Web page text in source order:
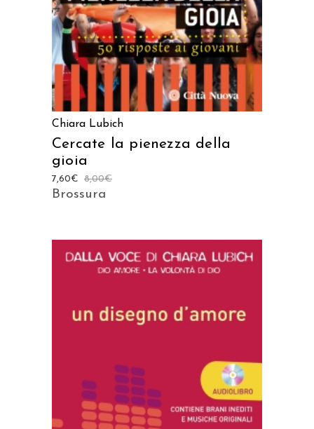
Chiara Lubich
Cercate la pienezza della
gioia
8,00€
7,60€
Brossura
AGGIUNGI AL CARRELLO